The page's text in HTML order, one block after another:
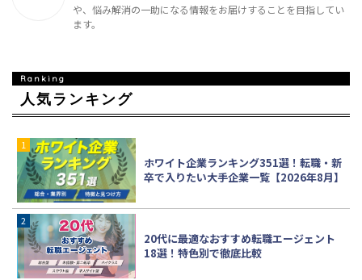
や、悩み解消の一助になる情報をお届けすることを目指してい
ます。
人気ランキング
ホワイト企業ランキング351選！転職・新
卒で入りたい大手企業一覧【2026年8月】
20代に最適なおすすめ転職エージェント
18選！特色別で徹底比較